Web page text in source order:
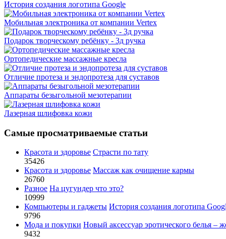
История создания логотипа Google
Мобильная электроника от компании Vertex
Подарок творческому ребёнку - 3д ручка
Ортопедические массажные кресла
Отличие протеза и эндопротеза для суставов
Аппараты безыгольной мезотерапии
Лазерная шлифовка кожи
Самые просматриваемые статьи
Красота и здоровье Страсти по тату
35426
Красота и здоровье Массаж как очищение кармы
26760
Разное На цугундер что это?
10999
Компьютеры и гаджеты История создания логотипа
9796
Мода и покупки Новый аксессуар эротического белья –
9432